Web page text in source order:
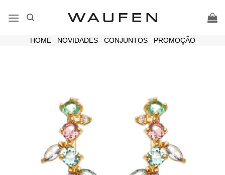
HOME| NOVIDADES| CONJUNTOS| PROMOÇÃO